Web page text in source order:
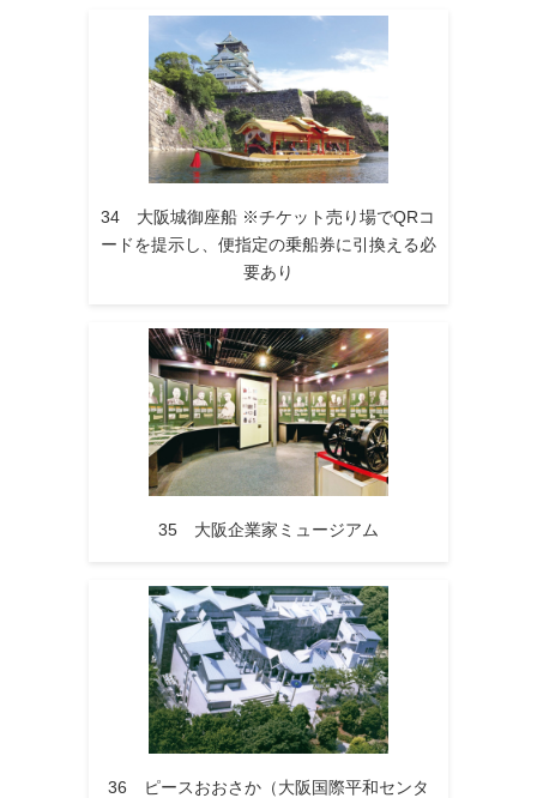
34 大阪城御座船 ※チケット売り場でQRコ
ードを提示し、便指定の乗船券に引換える必
要あり
35 大阪企業家ミュージアム
36 ピースおおさか（大阪国際平和センタ